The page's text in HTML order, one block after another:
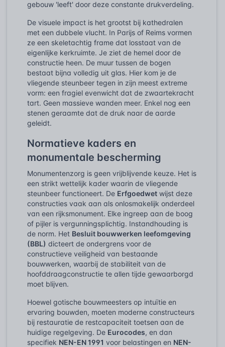
gebouw 'leeft' door deze constante drukverdeling.
De visuele impact is het grootst bij kathedralen
met een dubbele vlucht. In Parijs of Reims vormen
ze een skeletachtig frame dat losstaat van de
eigenlijke kerkruimte. Je ziet de hemel door de
constructie heen. De muur tussen de bogen
bestaat bijna volledig uit glas. Hier kom je de
vliegende steunbeer tegen in zijn meest extreme
vorm: een fragiel evenwicht dat de zwaartekracht
tart. Geen massieve wanden meer. Enkel nog een
stenen geraamte dat de druk naar de aarde
geleidt.
Normatieve kaders en
monumentale bescherming
Monumentenzorg is geen vrijblijvende keuze. Het is
een strikt wettelijk kader waarin de vliegende
steunbeer functioneert. De Erfgoedwet wijst deze
constructies vaak aan als onlosmakelijk onderdeel
van een rijksmonument. Elke ingreep aan de boog
of pijler is vergunningsplichtig. Instandhouding is
de norm. Het Besluit bouwwerken leefomgeving
(BBL) dicteert de ondergrens voor de
constructieve veiligheid van bestaande
bouwwerken, waarbij de stabiliteit van de
hoofddraagconstructie te allen tijde gewaarborgd
moet blijven.
Hoewel gotische bouwmeesters op intuïtie en
ervaring bouwden, moeten moderne constructeurs
bij restauratie de restcapaciteit toetsen aan de
huidige regelgeving. De Eurocodes, en dan
specifiek NEN-EN 1991 voor belastingen en NEN-